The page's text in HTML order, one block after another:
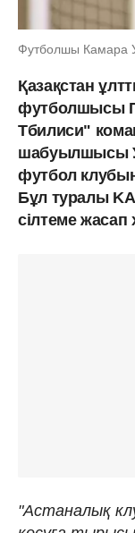
Футболшы Камара
Қазақстан
футболшысы
Тбилиси"
шабуылшысы
футбол
Бұл туралы
сілтеме
"Астаналық